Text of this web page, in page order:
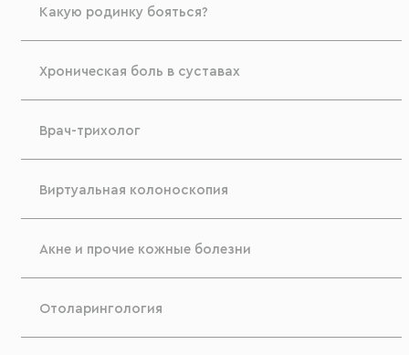
Какую родинку бояться?
Хроническая боль в суставах
Врач-трихолог
Виртуальная колоноскопия
Акне и прочие кожные болезни
Отоларингология